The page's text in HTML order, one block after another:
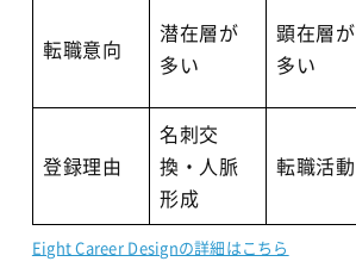
転職意向
潜在層が
多い
顕在層が
多い
登録理由
名刺交
換・人脈
形成
転職活動
Eight Career Designの詳細はこちら